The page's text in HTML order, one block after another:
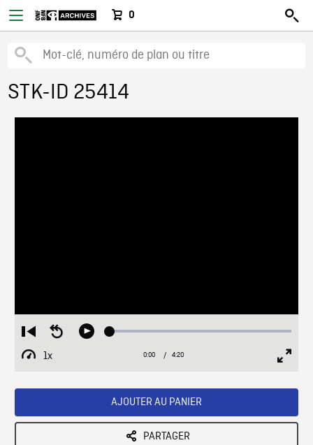
0
STK-ID 25414
Restart
from
beginning
Seek
Play Loaded:
1x
Playback
Current
0:00 / Duration
4:20
AJOUTER AU PANIER
PARTAGER